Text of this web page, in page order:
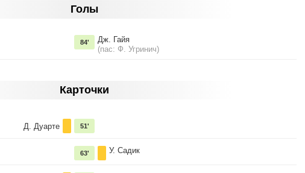
Голы
Дж. Гайя
(пас: Ф. Угринич)
84'
Карточки
Д. Дуарте 51'
У. Садик
63'